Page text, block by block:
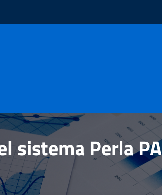
sistema Perla PA